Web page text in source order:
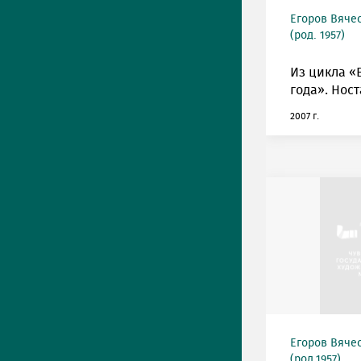
Егоров
(род. 1957)
Из цикла
года».
2007 г.
Егоров